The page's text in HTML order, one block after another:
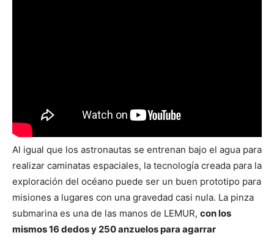
Al igual que los astronautas se entrenan bajo el agua para
realizar caminatas espaciales, la tecnología creada para la
exploración del océano puede ser un buen prototipo para
misiones a lugares con una gravedad casi nula. La pinza
submarina es una de las manos de LEMUR, con los
mismos 16 dedos y 250 anzuelos para agarrar